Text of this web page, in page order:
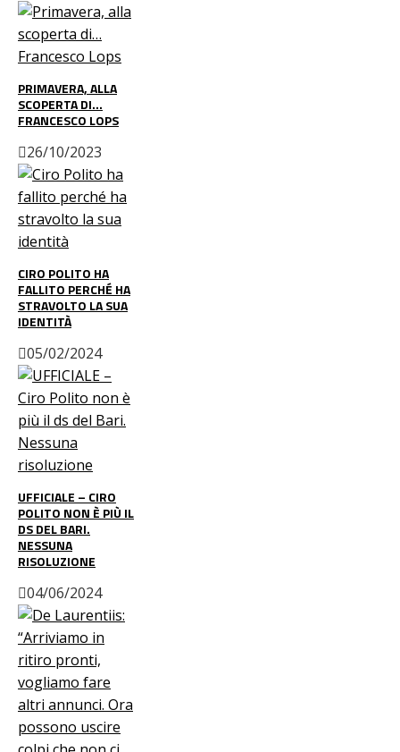
PRIMAVERA, ALLA
SCOPERTA DI…
FRANCESCO LOPS
26/10/2023
CIRO POLITO HA
FALLITO PERCHÉ HA
STRAVOLTO LA SUA
IDENTITÀ
05/02/2024
UFFICIALE – CIRO
POLITO NON È PIÙ IL
DS DEL BARI.
NESSUNA
RISOLUZIONE
04/06/2024